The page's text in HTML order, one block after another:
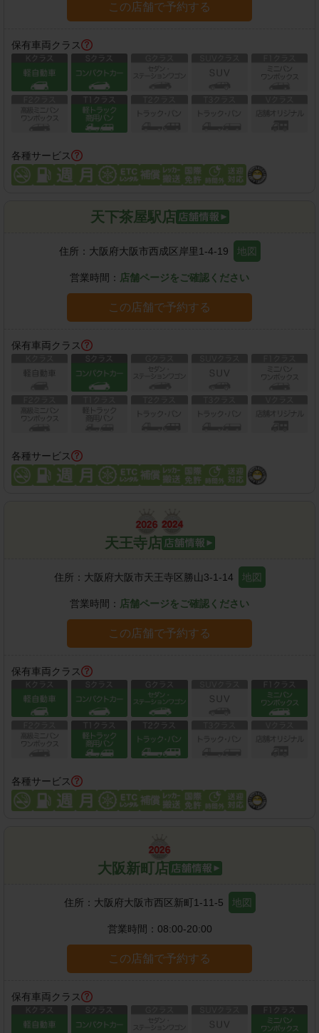
この店舗で予約する
保有車両クラス
各種サービス
天下茶屋駅店
住所： 大阪府大阪市西成区岸里1-4-19 地図
営業時間： 店舗ページをご確認ください
この店舗で予約する
保有車両クラス
各種サービス
天王寺店
住所： 大阪府大阪市天王寺区勝山3-1-14 地図
営業時間： 店舗ページをご確認ください
この店舗で予約する
保有車両クラス
各種サービス
大阪新町店
住所： 大阪府大阪市西区新町1-11-5 地図
営業時間： 08:00-20:00
この店舗で予約する
保有車両クラス